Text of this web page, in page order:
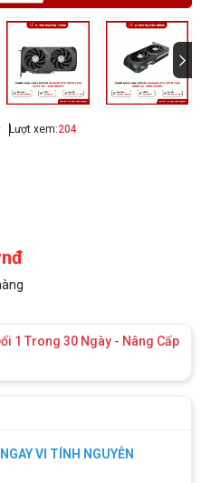
Lượt xem:204
1 Trong 30 Ngày - Nâng Cấp
VI TÍNH NGUYỄN